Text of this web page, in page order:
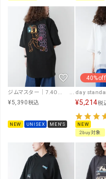
¥5,390税込
NEW UNISEX MEN'S
40%off
¥5,214税
NEW
2buy対象